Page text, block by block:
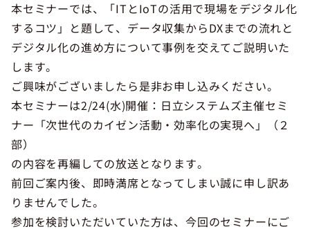
本セミナーでは、「ITとIoTの活用で現場をデジタル化
するコツ」と題して、データ収集からDXまでの流れと
デジタル化の進め方について事例を交えてご説明いた
します。
ご興味がございましたら是非お申し込みください。
本セミナーは2/24(水)開催：日立システムズ主催セミ
ナー「次世代のカイゼン活動・効率化の実現へ」（２
部）
の内容を再編しての放送となります。
前回ご案内後、即時満席となってしまい誠に申し訳あ
りませんでした。
参加を検討いただいていた方は、今回のセミナーにご